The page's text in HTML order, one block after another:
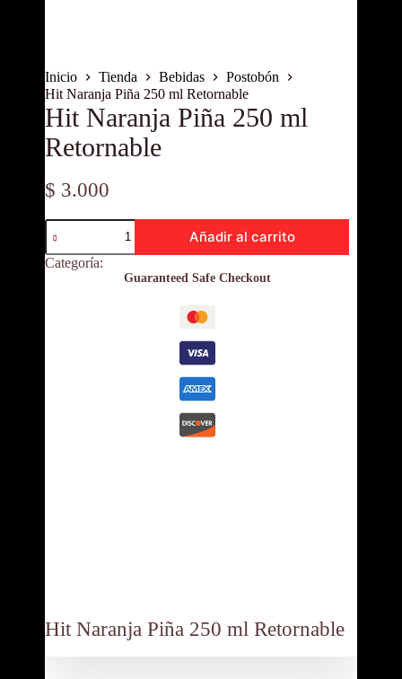
Inicio Tienda Bebidas
Postobón
Hit Naranja Piña 250 ml Retornable
Hit Naranja Piña 250 ml
Retornable
$ 3.000
Hit
Naranja
Piña
250
Añadir al carrito
Categoría:
Guaranteed Safe Checkout
Hit Naranja Piña 250 ml Retornable
Contáctanos: